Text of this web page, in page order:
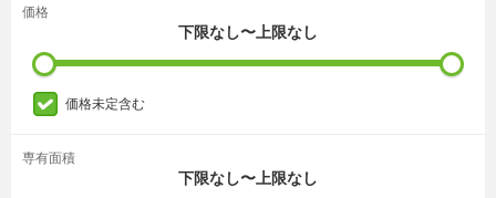
価格
下限なし〜上限なし
価格未定含む
専有面積
下限なし〜上限なし